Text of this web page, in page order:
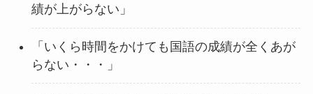
績が上がらない」
「いくら時間をかけても国語の成績が全くあが
らない・・・」